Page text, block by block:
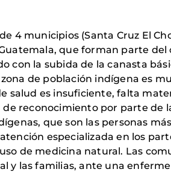
4 municipios (Santa Cruz El
que forman parte del
con la subida de la canasta
de población indígena es
salud es insuficiente, falta
reconocimiento por parte de
que son las personas
especializada en los
de medicina natural. Las
y las familias, ante una